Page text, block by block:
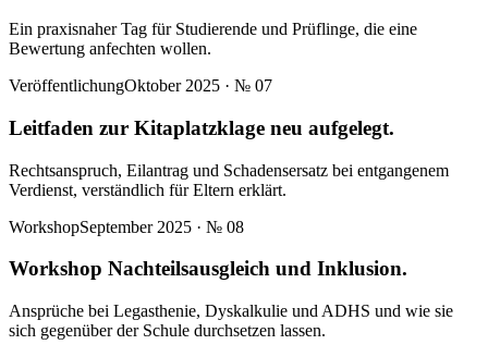
Ein praxisnaher Tag für Studierende und Prüflinge, die eine
Bewertung anfechten wollen.
VeröffentlichungOktober 2025 · № 07
Leitfaden zur Kitaplatzklage neu aufgelegt.
Rechtsanspruch, Eilantrag und Schadensersatz bei entgangenem
Verdienst, verständlich für Eltern erklärt.
WorkshopSeptember 2025 · № 08
Workshop Nachteilsausgleich und Inklusion.
Ansprüche bei Legasthenie, Dyskalkulie und ADHS und wie sie
sich gegenüber der Schule durchsetzen lassen.